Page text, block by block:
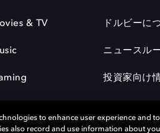
& TV ドルビーに
ニュースル
投資家向け
to enhance user experience and
also record and use information about